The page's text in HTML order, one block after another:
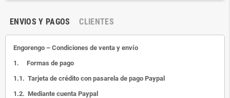
ENVIOS Y PAGOS CLIENTES
Engorengo – Condiciones de venta y envío
1. Formas de pago
1.1. Tarjeta de crédito con pasarela de pago Paypal
1.2. Mediante cuenta Paypal